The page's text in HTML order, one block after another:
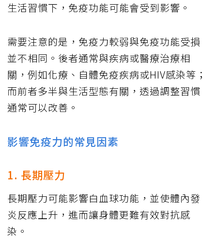
生活習慣下，免疫功能可能會受到影響。
需要注意的是，免疫力較弱與免疫功能受損
並不相同。後者通常與疾病或醫療治療相
關，例如化療、自體免疫疾病或HIV感染等；
而前者多半與生活型態有關，透過調整習慣
通常可以改善。
影響免疫力的常見因素
1. 長期壓力
長期壓力可能影響白血球功能，並使體內發
炎反應上升，進而讓身體更難有效對抗感
染。